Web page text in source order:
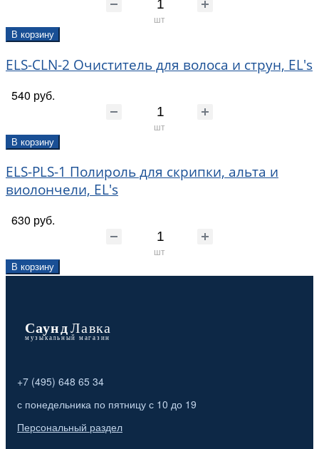
шт
В корзину
ELS-CLN-2 Очиститель для волоса и струн, EL's
540 руб.
шт
В корзину
ELS-PLS-1 Полироль для скрипки, альта и
виолончели, EL's
630 руб.
шт
В корзину
+7 (495) 648 65 34
с понедельника по пятницу с 10 до 19
Персональный раздел